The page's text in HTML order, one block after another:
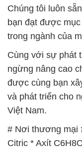
Chúng tôi luôn
bạn đạt được
trong ngành của
Cùng với sự phát
ngừng nâng cao
được cùng bạn
và phát triển cho
Việt Nam.
# Nơi thương mại
Citric * Axít